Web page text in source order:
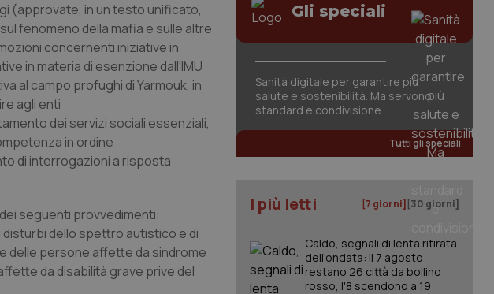
(approvate, in un testo unificato,
fenomeno della mafia e sulle altre
concernenti iniziative in
in materia di esenzione dall'IMU
al campo profughi di Yarmouk, in
agli enti
dei servizi sociali essenziali,
in ordine
di interrogazioni a risposta
seguenti provvedimenti:
dello spettro autistico e di
delle persone affette da sindrome
da disabilità grave prive del
Gli speciali
Sanità digitale per garantire più
salute e sostenibilità. Ma servono
standard e condivisione
Tutti gli speciali
I più letti [7 giorni] [30 giorni]
Caldo, segnali di lenta ritirata
dell'ondata: il 7 agosto
restano 26 città da bollino
rosso, l'8 scendono a 19